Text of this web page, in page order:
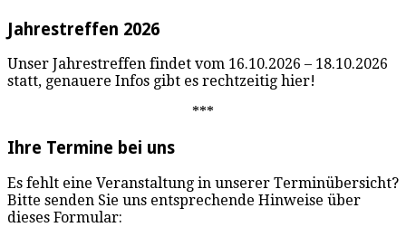
Jahrestreffen 2026
Unser Jahrestreffen findet vom 16.10.2026 – 18.10.2026
statt, genauere Infos gibt es rechtzeitig hier!
***
Ihre Termine bei uns
Es fehlt eine Veranstaltung in unserer Terminübersicht?
Bitte senden Sie uns entsprechende Hinweise über
dieses Formular: